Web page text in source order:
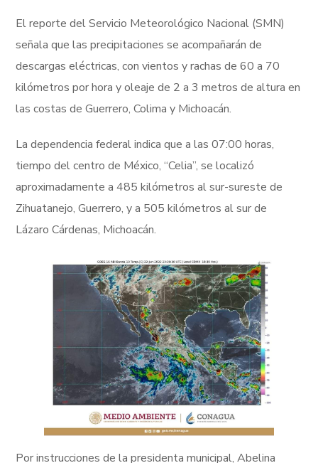
El reporte del Servicio Meteorológico Nacional (SMN)
señala que las precipitaciones se acompañarán de
descargas eléctricas, con vientos y rachas de 60 a 70
kilómetros por hora y oleaje de 2 a 3 metros de altura en
las costas de Guerrero, Colima y Michoacán.
La dependencia federal indica que a las 07:00 horas,
tiempo del centro de México, “Celia”, se localizó
aproximadamente a 485 kilómetros al sur-sureste de
Zihuatanejo, Guerrero, y a 505 kilómetros al sur de
Lázaro Cárdenas, Michoacán.
Por instrucciones de la presidenta municipal, Abelina